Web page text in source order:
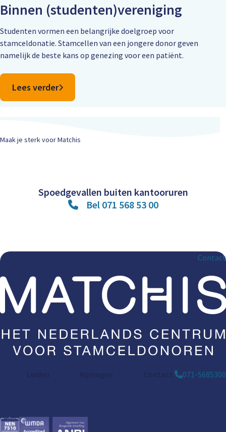
Binnen (studenten)vereniging
Studenten vormen een belangrijke doelgroep voor
stamceldonatie. Stamcellen van een jongere donor geven
namelijk de beste kans op genezing voor een patiënt.
Lees verder
Maak je sterk voor Matchis
Spoedgevallen buiten kantooruren
Bel 071 568 53 00
Contact
071-5685300